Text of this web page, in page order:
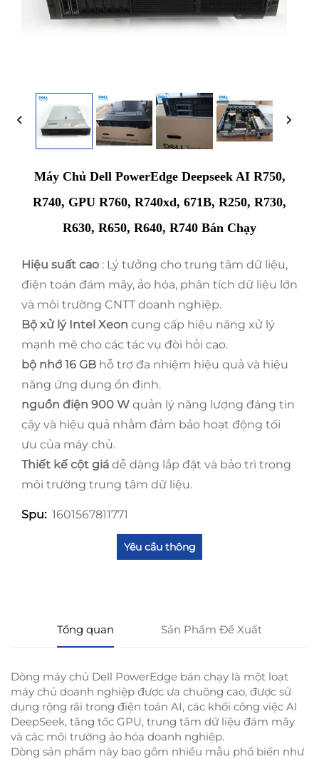
Máy Chủ Dell PowerEdge Deepseek AI R750,
R740, GPU R760, R740xd, 671B, R250, R730,
R630, R650, R640, R740 Bán Chạy
Hiệu suất cao : Lý tưởng cho trung tâm dữ liệu,
điện toán đám mây, ảo hóa, phân tích dữ liệu lớn
và môi trường CNTT doanh nghiệp.
Bộ xử lý Intel Xeon cung cấp hiệu năng xử lý
mạnh mẽ cho các tác vụ đòi hỏi cao.
bộ nhớ 16 GB hỗ trợ đa nhiệm hiệu quả và hiệu
năng ứng dụng ổn định.
nguồn điện 900 W quản lý năng lượng đáng tin
cậy và hiệu quả nhằm đảm bảo hoạt động tối
ưu của máy chủ.
Thiết kế cột giá dễ dàng lắp đặt và bảo trì trong
môi trường trung tâm dữ liệu.
Spu: 1601567811771
Yêu cầu thông
Tổng quan Sản Phẩm Đề Xuất
Dòng máy chủ Dell PowerEdge bán chạy là một loạt
máy chủ doanh nghiệp được ưa chuộng cao, được sử
dụng rộng rãi trong điện toán AI, các khối công việc AI
DeepSeek, tăng tốc GPU, trung tâm dữ liệu đám mây
và các môi trường ảo hóa doanh nghiệp.
Dòng sản phẩm này bao gồm nhiều mẫu phổ biến như